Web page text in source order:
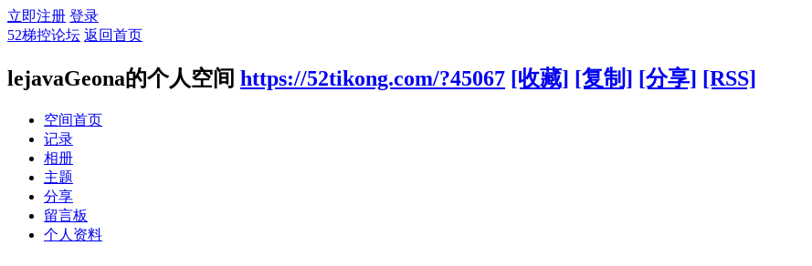
立即注册 登录
52梯控论坛 返回首页
lejavaGeona的个人空间 https://52tikong.com/?45067 [收藏] [复制] [分享] [RSS]
空间首页
记录
相册
主题
分享
留言板
个人资料